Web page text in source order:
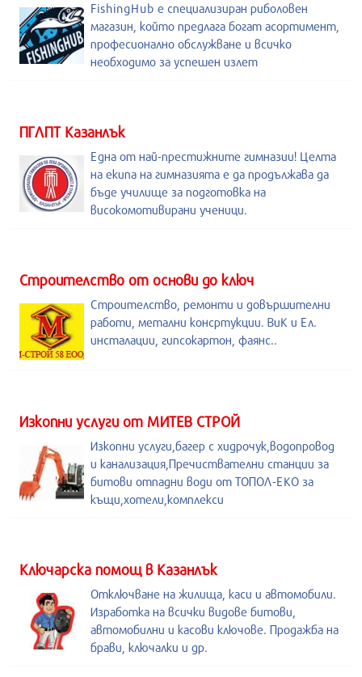
FishingHub е специализиран риболовен
магазин, който предлага богат асортимент,
професионално обслужване и всичко
необходимо за успешен излет
ПГЛПТ Казанлък
Една от най-престижните гимназии! Целта
на екипа на гимназията е да продължава да
бъде училище за подготовка на
високомотивирани ученици.
Строителство от основи до ключ
Строителство, ремонти и довършителни
работи, метални консртукции. ВиК и Ел.
инсталации, гипсокартон, фаянс..
Изкопни услуги от МИТЕВ СТРОЙ
Изкопни услуги,багер с хидрочук,водопровод
и канализация,Пречиствателни станции за
битови отпадни води от ТОПОЛ-ЕКО за
къщи,хотели,комплекси
Kлючарска помощ в Казанлък
Отключване на жилища, каси и автомобили.
Изработка на всички видове битови,
автомобилни и касови ключове. Продажба на
брави, ключалки и др.